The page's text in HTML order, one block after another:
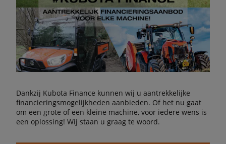
Dankzij Kubota Finance kunnen wij u aantrekkelijke
financieringsmogelijkheden aanbieden. Of het nu gaat
om een grote of een kleine machine, voor iedere wens is
een oplossing! Wij staan u graag te woord.